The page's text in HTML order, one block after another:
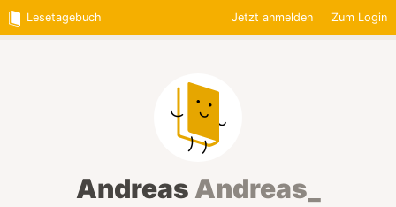
Lesetagebuch Jetzt anmelden Zum Login
Andreas Andreas_